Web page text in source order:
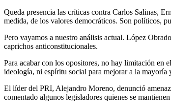
Queda presencia las críticas contra Carlos Salinas,
medida, de los valores democráticos. Son políticos,
Pero vayamos a nuestro análisis actual. López
caprichos anticonstitucionales.
Para acabar con los opositores, no hay limitación en
ideología, ni espíritu social para mejorar a la
El líder del PRI, Alejandro Moreno, denunció
comentado algunos legisladores quienes se